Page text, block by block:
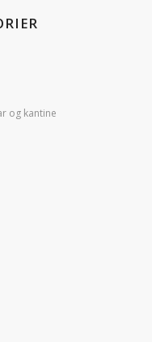
og kantine